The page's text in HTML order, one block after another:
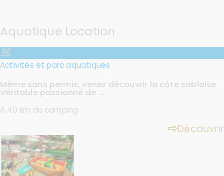
Aquatique Location
Activités et parc aquatiques
Même sans permis, venez découvrir la côte sablaise
Véritable passionné de ...
À 40 km du camping
Découvrir